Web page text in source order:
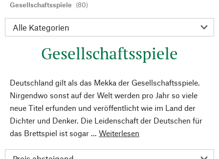
Gesellschaftsspiele (80)
Gesellschaftsspiele
Deutschland gilt als das Mekka der Gesellschaftsspiele.
Nirgendwo sonst auf der Welt werden pro Jahr so viele
neue Titel erfunden und veröffentlicht wie im Land der
Dichter und Denker. Die Leidenschaft der Deutschen für
das Brettspiel ist sogar ... Weiterlesen